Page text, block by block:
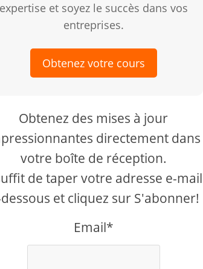
expertise et soyez le succès dans vos
entreprises.
Obtenez votre cours
Obtenez des mises à jour
directement dans
votre boîte de réception.
de taper votre adresse e-mail
et cliquez sur S'abonner!
Email*